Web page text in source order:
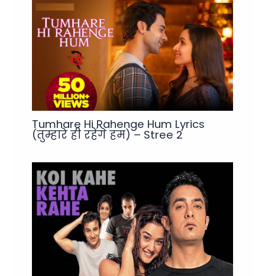
Tumhare Hi Rahenge Hum Lyrics
(तुम्हारे ही रहेंगे हम) – Stree 2